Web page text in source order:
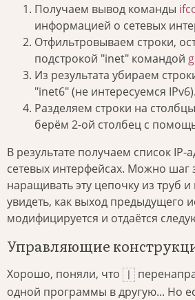
Получаем вывод команды
информацией о сетевых
Отфильтровываем строки,
подстрокой "inet" командой
Из результата убираем
"inet6" (не интересуемся IPv6).
Разделяем строки на
берём 2-ой столбец с
В результате получаем список
сетевых интерфейсах. Можно шаг
наращивать эту цепочку из труб
увидеть, как выход предыдущего
модифицируется и отдаётся
Управляющие
Хорошо, поняли, что
одной программы в другую... Но